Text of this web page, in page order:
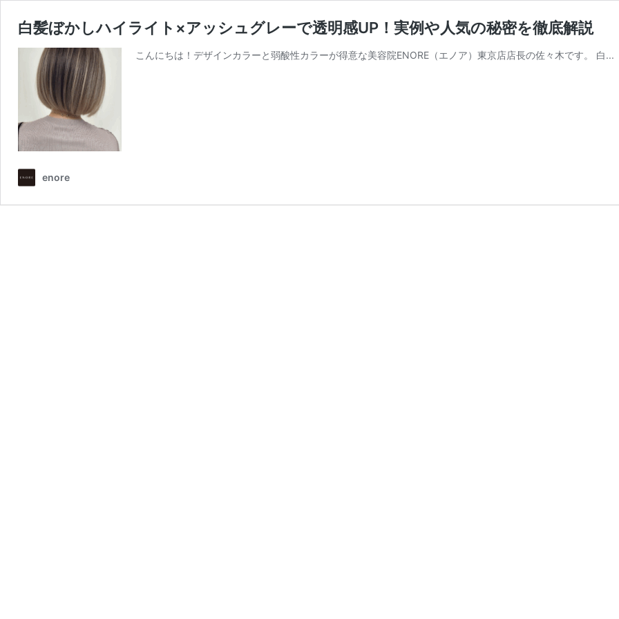
白髪ぼかしハイライト×アッシュグレーで透明感UP！実例や人気の秘密を徹底解説
こんにちは！デザインカラーと弱酸性カラーが得意な美容院ENORE（エノア）東京店店長の佐々木です。 白...
enore